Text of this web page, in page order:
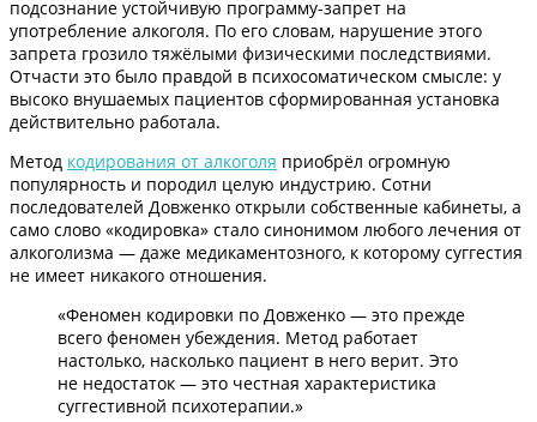
подсознание устойчивую программу-запрет на
употребление алкоголя. По его словам, нарушение этого
запрета грозило тяжёлыми физическими последствиями.
Отчасти это было правдой в психосоматическом смысле: у
высоко внушаемых пациентов сформированная установка
действительно работала.
Метод кодирования от алкоголя приобрёл огромную
популярность и породил целую индустрию. Сотни
последователей Довженко открыли собственные кабинеты, а
само слово «кодировка» стало синонимом любого лечения от
алкоголизма — даже медикаментозного, к которому суггестия
не имеет никакого отношения.
«Феномен кодировки по Довженко — это прежде
всего феномен убеждения. Метод работает
настолько, насколько пациент в него верит. Это
не недостаток — это честная характеристика
суггестивной психотерапии.»